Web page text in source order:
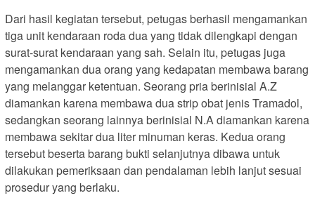
Dari hasil kegiatan tersebut, petugas berhasil mengamankan
tiga unit kendaraan roda dua yang tidak dilengkapi dengan
surat-surat kendaraan yang sah. Selain itu, petugas juga
mengamankan dua orang yang kedapatan membawa barang
yang melanggar ketentuan. Seorang pria berinisial A.Z
diamankan karena membawa dua strip obat jenis Tramadol,
sedangkan seorang lainnya berinisial N.A diamankan karena
membawa sekitar dua liter minuman keras. Kedua orang
tersebut beserta barang bukti selanjutnya dibawa untuk
dilakukan pemeriksaan dan pendalaman lebih lanjut sesuai
prosedur yang berlaku.